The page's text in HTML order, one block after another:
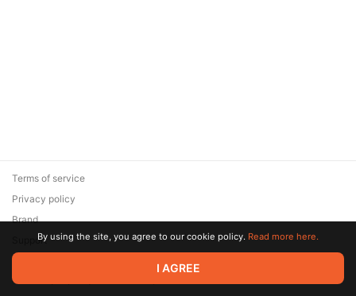
© 2026 Zaya Solutions Limited. All rights reserved. All trademarks
are the property of their respective owners.
Terms of service
Privacy policy
Brand
SupportBy using the site, you agree to our cookie policy. Read more here.
I AGREE